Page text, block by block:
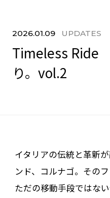
2026.01.09 UPDATES
Timeless Ride
り。vol.2
イタリアの伝統と革新
ンド、コルナゴ。その
ただの移動手段ではな